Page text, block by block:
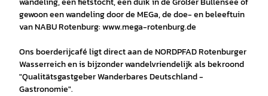
gewoon een wandeling door de MEGa, de doe- en beleeftuin
van NABU Rotenburg: www.mega-rotenburg.de
Ons boerderijcafé ligt direct aan de NORDPFAD Rotenburger
Wasserreich en is bijzonder wandelvriendelijk als bekroond
"Qualitätsgastgeber Wanderbares Deutschland -
Gastronomie".